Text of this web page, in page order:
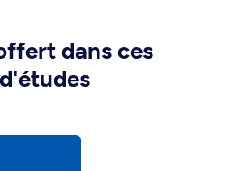
dans ces